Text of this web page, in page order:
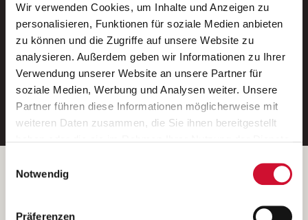
Wir verwenden Cookies, um Inhalte und Anzeigen zu
personalisieren, Funktionen für soziale Medien anbieten
zu können und die Zugriffe auf unsere Website zu
analysieren. Außerdem geben wir Informationen zu Ihrer
Verwendung unserer Website an unsere Partner für
soziale Medien, Werbung und Analysen weiter. Unsere
Partner führen diese Informationen möglicherweise mit
weiteren Daten zusammen, die Sie ihnen bereitgestellt
Wenn Sie auf „Cookies zulassen“ klicken, so stimmen
Sie der Speicherung sämtlicher Cookies zu. Sie können
Ihre Einwilligung selbstverständlich jederzeit widerrufen,
Notwendig
Präferenzen
Neue Stellen per E-Mail.
Ein kostenloser Service von AWO
Jobs.
E-Mail-Adresse eintragen
Betreiber der Webseite
Kantstraße 45a